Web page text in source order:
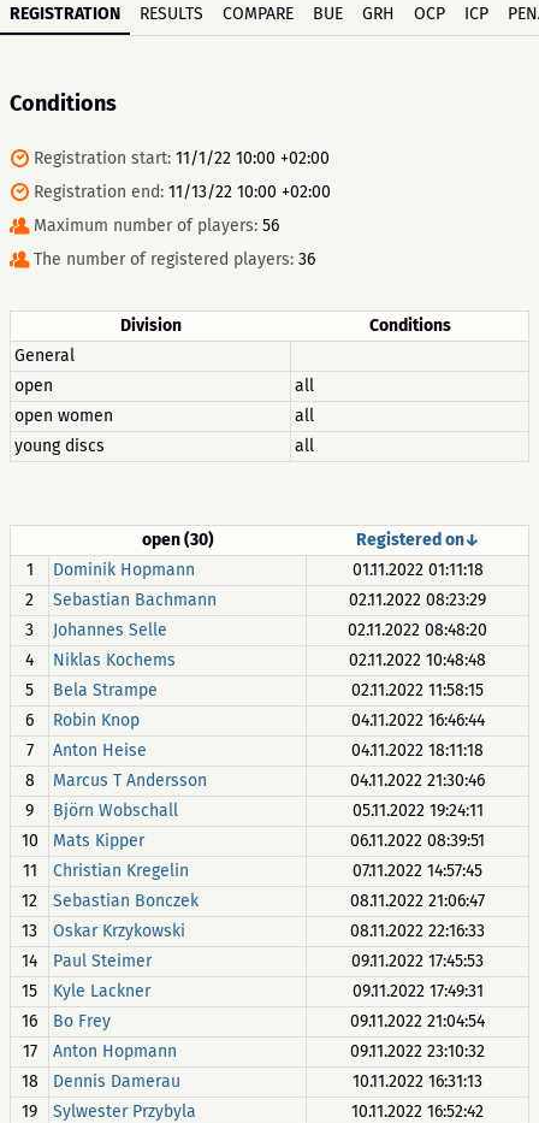
REGISTRATION RESULTS COMPARE BUE GRH OCP ICP
Conditions
Registration start: 11/1/22 10:00 +02:00
Registration end: 11/13/22 10:00 +02:00
Maximum number of players: 56
The number of registered players: 36
Division
Conditions
General
open
all
open women
all
young discs
all
open (30)
Registered on↓
1
Dominik Hopmann
01.11.2022 01:11:18
2
Sebastian Bachmann
02.11.2022 08:23:29
3
Johannes Selle
02.11.2022 08:48:20
4
Niklas Kochems
02.11.2022 10:48:48
5
Bela Strampe
02.11.2022 11:58:15
6
Robin Knop
04.11.2022 16:46:44
7
Anton Heise
04.11.2022 18:11:18
8
Marcus T Andersson
04.11.2022 21:30:46
9
Björn Wobschall
05.11.2022 19:24:11
10
Mats Kipper
06.11.2022 08:39:51
11
Christian Kregelin
07.11.2022 14:57:45
12
Sebastian Bonczek
08.11.2022 21:06:47
13
Oskar Krzykowski
08.11.2022 22:16:33
14
Paul Steimer
09.11.2022 17:45:53
15
Kyle Lackner
09.11.2022 17:49:31
16
Bo Frey
09.11.2022 21:04:54
17
Anton Hopmann
09.11.2022 23:10:32
18
Dennis Damerau
10.11.2022 16:31:13
19
Sylwester Przybyla
10.11.2022 16:52:42